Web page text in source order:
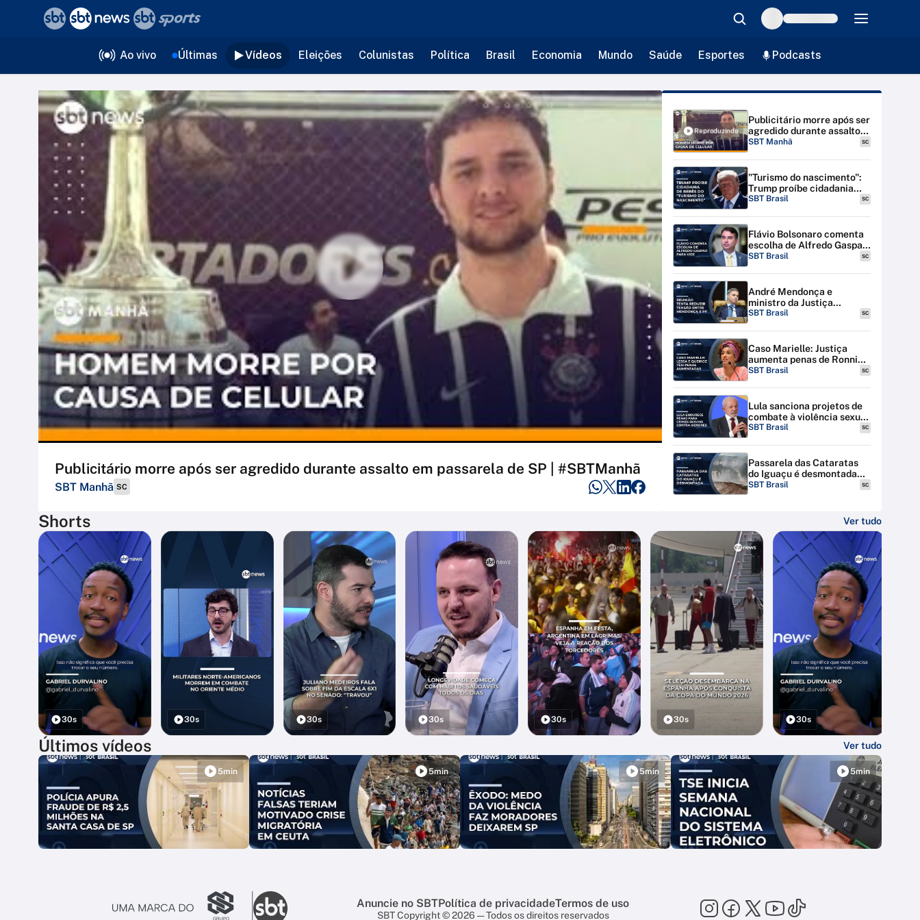
Ao vivo Últimas Vídeos Eleições Colunistas Política Brasil Economia Mundo Saúde Esportes Podcasts
Publicitário morre após ser agredido durante assalto em passarela de SP | #SBTManhã
SBT Manhã SC
Reproduzindo
Publicitário morre após ser
agredido durante assalto
em passarela de SP |
SBT Manhã SC
"Turismo do nascimento":
Trump proíbe cidadania
para bebês de estrangeiras
SBT Brasil SC
Flávio Bolsonaro comenta
escolha de Alfredo Gaspar
para vice-presidente
SBT Brasil SC
André Mendonça e
ministro da Justiça
discutem tensão entre STF
SBT Brasil SC
Caso Marielle: Justiça
aumenta penas de Ronnie
Lessa e Élcio Queiroz
SBT Brasil SC
Lula sanciona projetos de
combate à violência sexual
contra menores na
SBT Brasil SC
Passarela das Cataratas
do Iguaçu é desmontada
por riscos de inundação
SBT Brasil SC
Shorts Ver tudo
30s 30s 30s 30s 30s 30s 30s
Últimos vídeos Ver tudo
5min 5min 5min 5min
Anuncie no SBTPolítica de privacidadeTermos de uso
SBT Copyright © 2026 — Todos os direitos reservados
voltar
Editorias